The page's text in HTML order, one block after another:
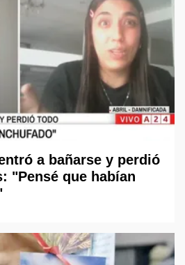
a bañarse y perdió
"Pensé que habían